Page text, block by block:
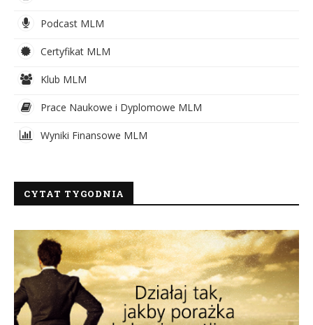
Podcast MLM
Certyfikat MLM
Klub MLM
Prace Naukowe i Dyplomowe MLM
Wyniki Finansowe MLM
CYTAT TYGODNIA